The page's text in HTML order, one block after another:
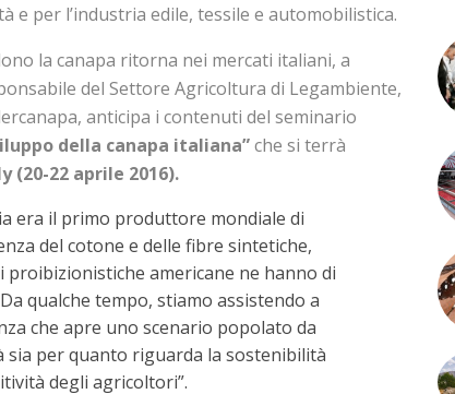
e per l’industria edile, tessile e automobilistica.
la canapa ritorna nei mercati italiani, a
del Settore Agricoltura di Legambiente,
anticipa i contenuti del seminario
della canapa italiana”che si terrà
(20-22 aprile 2016).
era il primo produttore mondiale di
del cotone e delle fibre sintetiche,
americane ne hanno di
qualche tempo, stiamo assistendo a
che apre uno scenario popolato da
per quanto riguarda la sostenibilità
degli agricoltori”.